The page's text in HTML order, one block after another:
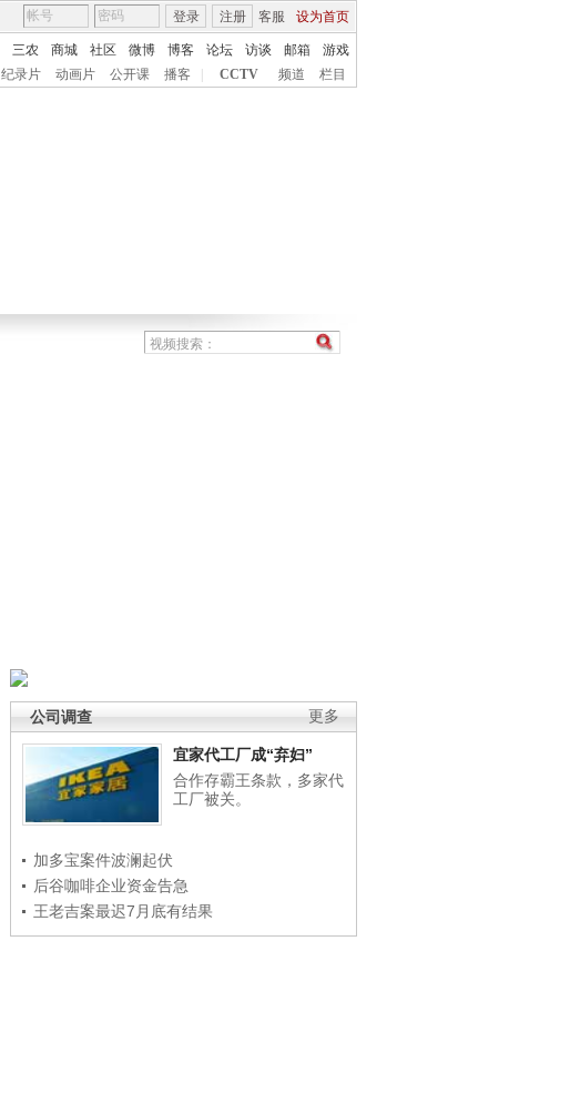
客服 设为首页
登录 注册
三农 商城 社区 微博 博客 论坛 访谈 邮箱
游戏
纪录片 动画片 公开课 播客 CCTV 频道 栏目
更多
公司调查
宜家代工厂成“弃妇”
合作存霸王条款，多家代
工厂被关。
加多宝案件波澜起伏
后谷咖啡企业资金告急
王老吉案最迟7月底有结果